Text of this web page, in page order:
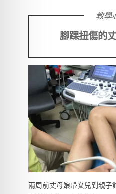
腳踝扭傷的
教學
兩周前丈母娘帶女兒到親子